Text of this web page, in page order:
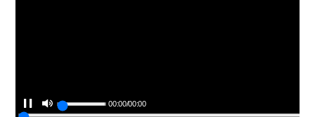
00:00/00:00